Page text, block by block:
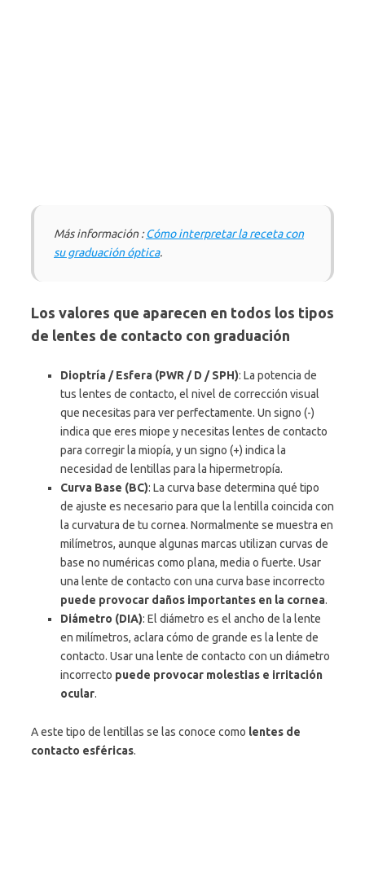
Más información :Cómo interpretar la receta con
su graduación óptica.
Los valores que aparecen en todos los tipos
de lentes de contacto con graduación
Dioptría / Esfera (PWR / D / SPH): La potencia de
tus lentes de contacto, el nivel de corrección visual
que necesitas para ver perfectamente. Un signo (-)
indica que eres miope y necesitas lentes de contacto
para corregir la miopía, y un signo (+) indica la
necesidad de lentillas para la hipermetropía.
Curva Base (BC): La curva base determina qué tipo
de ajuste es necesario para que la lentilla coincida con
la curvatura de tu cornea. Normalmente se muestra en
milímetros, aunque algunas marcas utilizan curvas de
base no numéricas como plana, media o fuerte. Usar
una lente de contacto con una curva base incorrecto
puede provocar daños importantes en la cornea.
Diámetro (DIA): El diámetro es el ancho de la lente
en milímetros, aclara cómo de grande es la lente de
contacto. Usar una lente de contacto con un diámetro
incorrecto puede provocar molestias e irritación
ocular.
A este tipo de lentillas se las conoce como lentes de
contacto esféricas.